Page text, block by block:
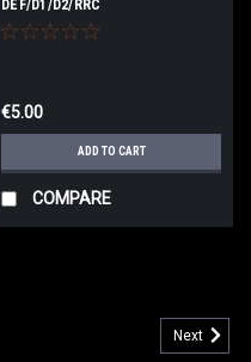
DEF/D1/D2/RRC
€5.00
ADD TO CART
COMPARE
Next